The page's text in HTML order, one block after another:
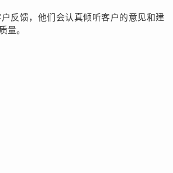
反馈，他们会认真倾听客户的意见和建
量。